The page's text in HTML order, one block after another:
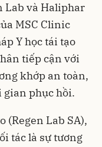
Lab và Haliphar
MSC Clinic
Y học tái tạo
tiếp cận với
khớp an toàn,
gian phục hồi.
(Regen Lab SA),
tác là sự tương